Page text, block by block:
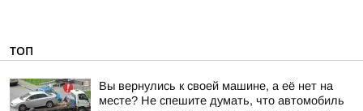
ТОП
Вы вернулись к своей машине, а её нет на
месте? Не спешите думать, что автомобиль